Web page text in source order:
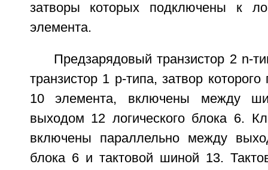
затворы которых подключены к
элемента.
Предзарядовый транзистор 2 n-
транзистор 1 р-типа, затвор
10 элемента, включены между
выходом 12 логического блока 6.
включены параллельно между
блока 6 и тактовой шиной 13.